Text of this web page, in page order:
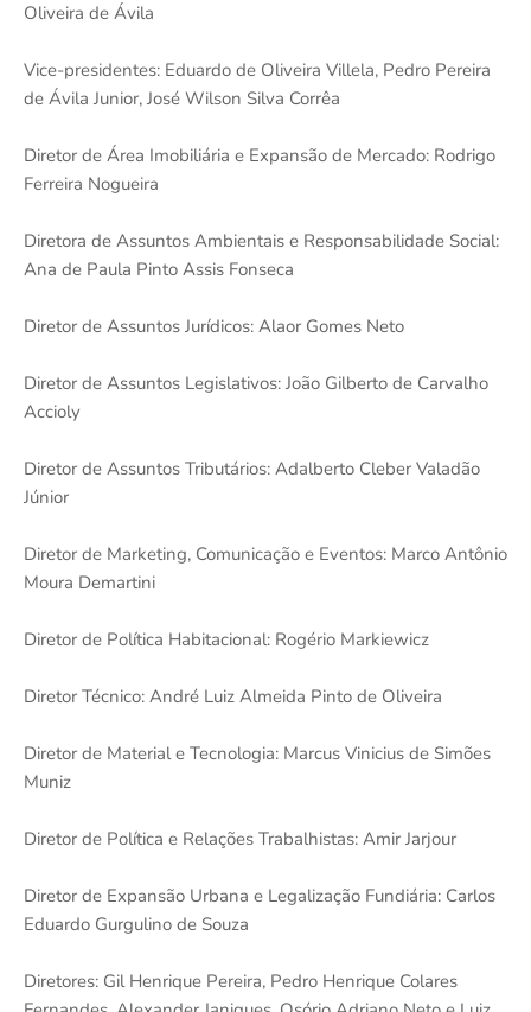
Oliveira de Ávila
Vice-presidentes: Eduardo de Oliveira Villela, Pedro Pereira
de Ávila Junior, José Wilson Silva Corrêa
Diretor de Área Imobiliária e Expansão de Mercado: Rodrigo
Ferreira Nogueira
Diretora de Assuntos Ambientais e Responsabilidade Social:
Ana de Paula Pinto Assis Fonseca
Diretor de Assuntos Jurídicos: Alaor Gomes Neto
Diretor de Assuntos Legislativos: João Gilberto de Carvalho
Accioly
Diretor de Assuntos Tributários: Adalberto Cleber Valadão
Júnior
Diretor de Marketing, Comunicação e Eventos: Marco Antônio
Moura Demartini
Diretor de Política Habitacional: Rogério Markiewicz
Diretor Técnico: André Luiz Almeida Pinto de Oliveira
Diretor de Material e Tecnologia: Marcus Vinicius de Simões
Muniz
Diretor de Política e Relações Trabalhistas: Amir Jarjour
Diretor de Expansão Urbana e Legalização Fundiária: Carlos
Eduardo Gurgulino de Souza
Diretores: Gil Henrique Pereira, Pedro Henrique Colares